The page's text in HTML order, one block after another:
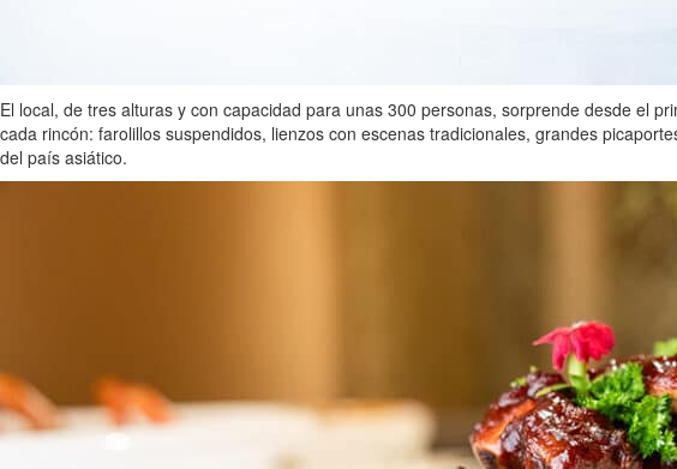
El local, de tres alturas y con capacidad para unas 300 personas, sorprende desde el
cada rincón: farolillos suspendidos, lienzos con escenas tradicionales, grandes
del país asiático.